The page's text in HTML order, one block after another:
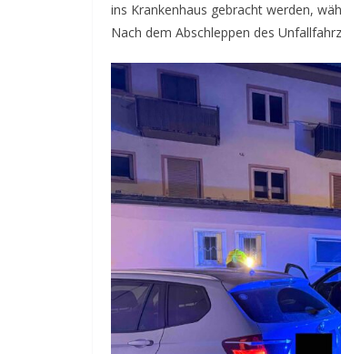
ins Krankenhaus gebracht werden,
Nach dem Abschleppen des